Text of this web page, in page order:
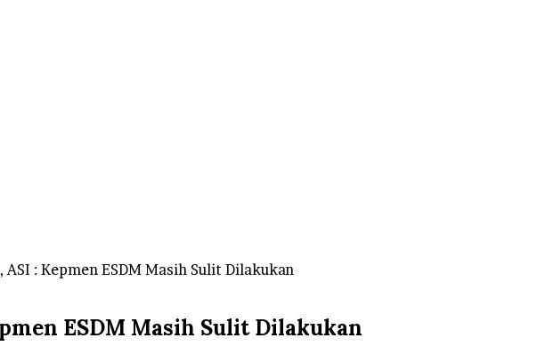
: Kepmen ESDM Masih Sulit Dilakukan
ESDM Masih Sulit Dilakukan